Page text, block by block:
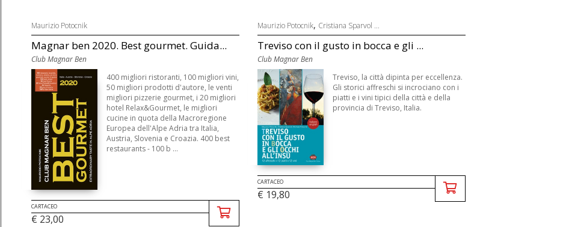
Maurizio Potocnik
Magnar ben 2020. Best gourmet. Guida...
Club Magnar Ben
400 migliori ristoranti, 100 migliori vini,
50 migliori prodotti d'autore, le venti
migliori pizzerie gourmet, i 20 migliori
hotel Relax&Gourmet, le migliori
cucine in quota della Macroregione
Europea dell'Alpe Adria tra Italia,
Austria, Slovenia e Croazia. 400 best
restaurants - 100 b ...
CARTACEO
€ 23,00
Maurizio Potocnik, Cristiana Sparvol ...
Treviso con il gusto in bocca e gli ...
Club Magnar Ben
Treviso, la città dipinta per eccellenza.
Gli storici affreschi si incrociano con i
piatti e i vini tipici della città e della
provincia di Treviso, Italia.
CARTACEO
€ 19,80